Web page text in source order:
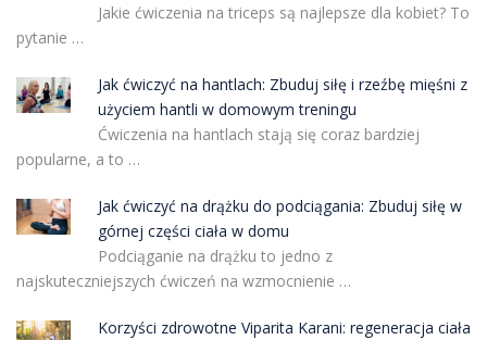
Jakie ćwiczenia na triceps są najlepsze dla kobiet? To
pytanie …
Jak ćwiczyć na hantlach: Zbuduj siłę i rzeźbę mięśni z
użyciem hantli w domowym treningu
Ćwiczenia na hantlach stają się coraz bardziej
popularne, a to …
Jak ćwiczyć na drążku do podciągania: Zbuduj siłę w
górnej części ciała w domu
Podciąganie na drążku to jedno z
najskuteczniejszych ćwiczeń na wzmocnienie …
Korzyści zdrowotne Viparita Karani: regeneracja ciała